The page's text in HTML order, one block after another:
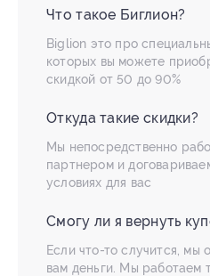
Что такое Биглион?
Biglion это про
которых вы можете
скидкой от 50 до 90%
Откуда такие скидки?
Мы непосредственно
партнером и
условиях для вас
Смогу ли я вернуть
Если что-то случится, мы
вам деньги. Мы работаем